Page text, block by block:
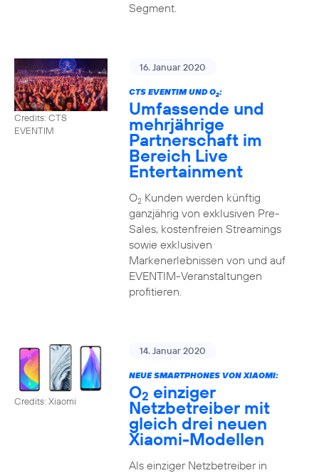
Segment.
Credits: CTS
EVENTIM
16. Januar 2020
CTS EVENTIM UND O2:
Umfassende und
mehrjährige
Partnerschaft im
Bereich Live
Entertainment
O2Kunden werden künftig
ganzjährig von exklusiven Pre-
Sales, kostenfreien Streamings
sowie exklusiven
Markenerlebnissen von und auf
EVENTIM-Veranstaltungen
profitieren.
Credits: Xiaomi
14. Januar 2020
NEUE SMARTPHONES VON XIAOMI:
O2 einziger
Netzbetreiber mit
gleich drei neuen
Xiaomi-Modellen
Als einziger Netzbetreiber in